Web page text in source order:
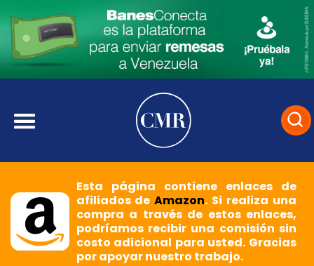
Esta página contiene enlaces de
afiliados deAmazon. Si realiza una
compra a través de estos enlaces,
podríamos recibir una comisión sin
costo adicional para usted. Gracias
por apoyar nuestro trabajo.